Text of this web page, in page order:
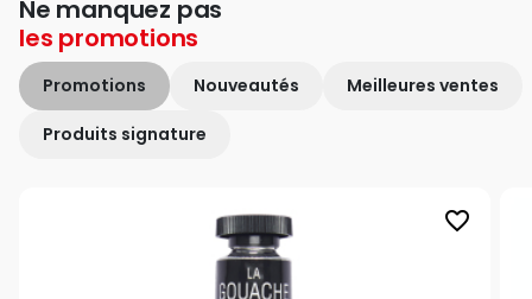
Ne manquez pas
les promotions
Promotions Nouveautés Meilleures ventes
Produits signature
favorite_border